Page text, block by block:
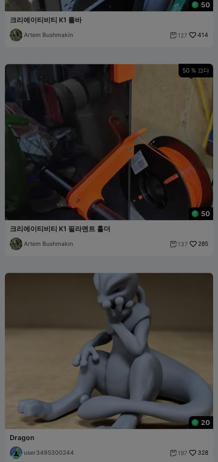
50
크리에이티비티 K1 툴바
Artem Bushmakin  127 414
50 % 끄다
50
크리에이티비티 K1 필라멘트 홀더
Artem Bushmakin  137 285
20
Dragon
user3495300244  197 328